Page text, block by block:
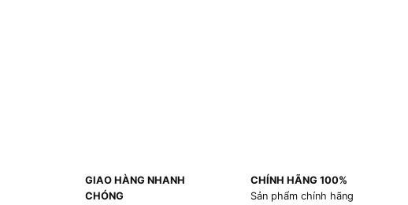
GIAO HÀNG NHANH
CHÓNG
CHÍNH HÃNG 100%
Sản phẩm chính hãng